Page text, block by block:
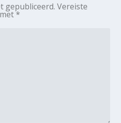
gepubliceerd. Vereiste
*